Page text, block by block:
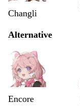
Changli
Alternative
Encore